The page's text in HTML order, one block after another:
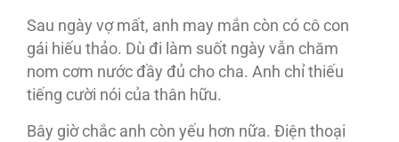
Sau ngày vợ mất, anh may mắn còn có cô con
gái hiếu thảo. Dù đi làm suốt ngày vẫn chăm
nom cơm nước đầy đủ cho cha. Anh chỉ thiếu
tiếng cười nói của thân hữu.
Bây giờ chắc anh còn yếu hơn nữa. Điện thoại